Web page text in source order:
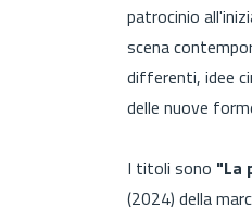
patrocinio
scena
differenti, idee
delle nuove
I titoli sono "La
(2024) della